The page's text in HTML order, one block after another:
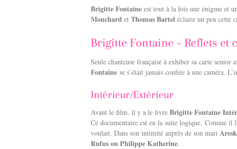
c
e
b
o
k
n
k
e
I
n
Brigitte Fontaine est tout à la fois une énigme et
Mouchard et Thomas Bartel éclaire un peu cette
Brigitte Fontaine – Reflets et
Seule chanteuse française à exhiber sa carte senior
Fontaine se s’était jamais confiée à une caméra.
Intérieur/Extérieur
Avant le film, il y a le livre Brigitte Fontaine
Ce documentaire est en la suite logique. Comme il
voulait. Dans son intimité auprès de son mari
Rufus ou Philippe Katherine.